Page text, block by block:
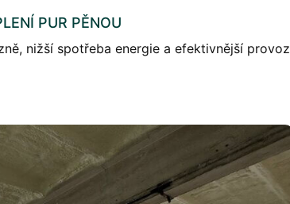
PUR PĚNOU
nižší spotřeba energie a efektivnější provoz